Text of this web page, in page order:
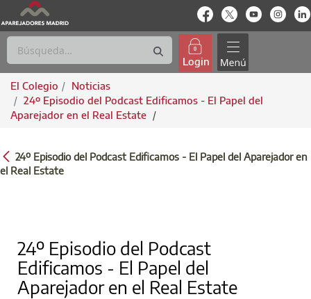
enlace-rrssenlace-rrss
enlace-
Login
El Colegio
Noticias
24º Episodio del Podcast Edificamos - El Papel del
Aparejador en el Real Estate /
24º EPISODIO DEL PODCAST EDIFICAMOS
24º Episodio del Podcast Edificamos - El Papel del Aparejador en
el Real Estate
24º Episodio del Podcast
Edificamos - El Papel del
Aparejador en el Real Estate